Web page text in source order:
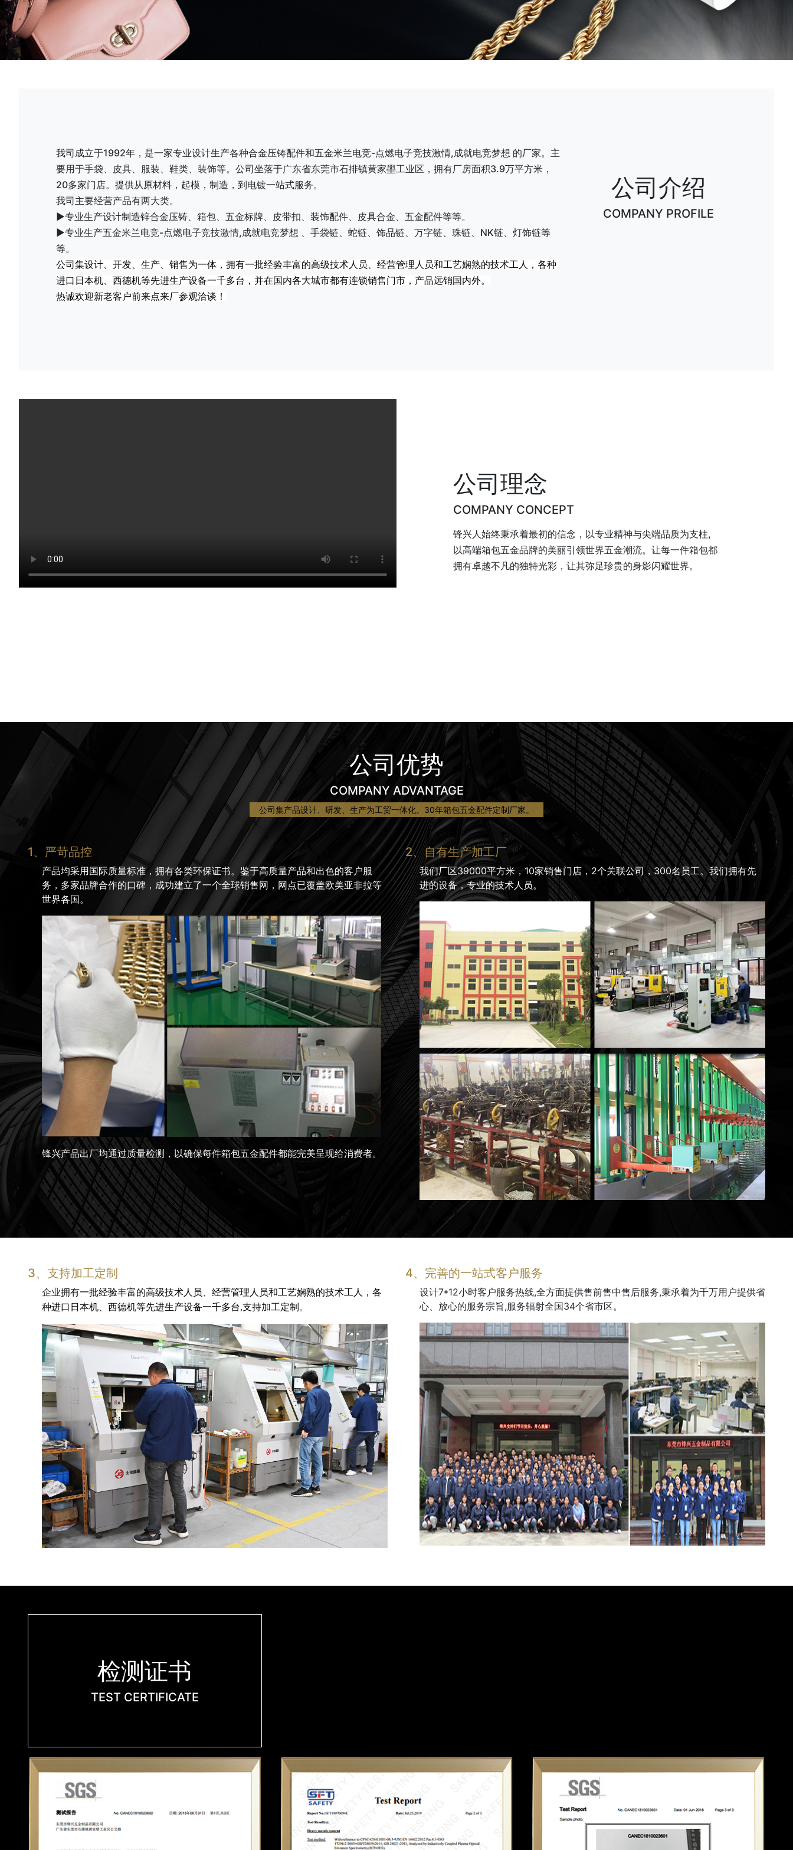
我司成立于1992年，是一家专业设计生产各种合金压铸配件和五金米兰电竞-点燃电子竞技激情,成就电竞梦想 的厂家。主
要用于手袋、皮具、服装、鞋类、装饰等。公司坐落于广东省东莞市石排镇黄家壆工业区，拥有厂房面积3.9万平方米，
20多家门店。提供从原材料，起模，制造，到电镀一站式服务。
我司主要经营产品有两大类。
►专业生产设计制造锌合金压铸、箱包、五金标牌、皮带扣、装饰配件、皮具合金、五金配件等等。
►专业生产五金米兰电竞-点燃电子竞技激情,成就电竞梦想 、手袋链、蛇链、饰品链、万字链、珠链、NK链、灯饰链等
等。
公司集设计、开发、生产、销售为一体，拥有一批经验丰富的高级技术人员、经营管理人员和工艺娴熟的技术工人，各种
进口日本机、西德机等先进生产设备一千多台，并在国内各大城市都有连锁销售门市，产品远销国内外。
热诚欢迎新老客户前来点来厂参观洽谈！
公司介绍
COMPANY PROFILE
公司理念
COMPANY CONCEPT
锋兴人始终秉承着最初的信念，以专业精神与尖端品质为支柱,
以高端箱包五金品牌的美丽引领世界五金潮流。让每一件箱包都
拥有卓越不凡的独特光彩，让其弥足珍贵的身影闪耀世界。
公司优势
COMPANY ADVANTAGE
公司集产品设计、研发、生产为工贸一体化。30年箱包五金配件定制厂家。
1、严苛品控
产品均采用国际质量标准，拥有各类环保证书。鉴于高质量产品和出色的客户服
务，多家品牌合作的口碑，成功建立了一个全球销售网，网点已覆盖欧美亚非拉等
世界各国。
锋兴产品出厂均通过质量检测，以确保每件箱包五金配件都能完美呈现给消费者。
2、自有生产加工厂
我们厂区39000平方米，10家销售门店，2个关联公司，300名员工。我们拥有先
进的设备，专业的技术人员。
3、支持加工定制
企业拥有一批经验丰富的高级技术人员、经营管理人员和工艺娴熟的技术工人，各
种进口日本机、西德机等先进生产设备一千多台,支持加工定制 。
4、完善的一站式客户服务
设计7*12小时客户服务热线,全方面提供售前售中售后服务,秉承着为千万用户提供省
心、放心的服务宗旨,服务辐射全国34个省市区。
检测证书
TEST CERTIFICATE